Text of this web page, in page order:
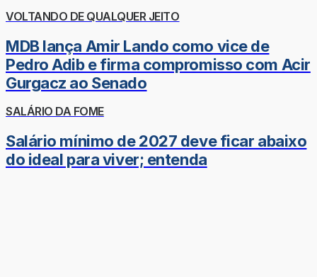
VOLTANDO DE QUALQUER JEITO
MDB lança Amir Lando como vice de
Pedro Adib e firma compromisso com Acir
Gurgacz ao Senado
SALÁRIO DA FOME
Salário mínimo de 2027 deve ficar abaixo
do ideal para viver; entenda